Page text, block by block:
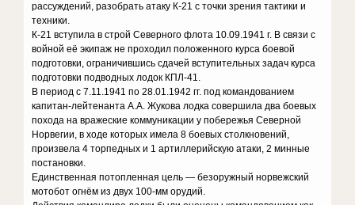
рассуждений, разобрать атаку К-21 с точки зрения тактики и
техники.
К-21 вступила в строй Северного флота 10.09.1941 г. В связи с
войной её экипаж не проходил положенного курса боевой
подготовки, ограничившись сдачей вступительных задач курса
подготовки подводных лодок КПЛ-41.
В период с 7.11.1941 по 28.01.1942 гг. под командованием
капитан-лейтенанта А.А. Жукова лодка совершила два боевых
похода на вражеские коммуникации у побережья Северной
Норвегии, в ходе которых имела 8 боевых столкновений,
произвела 4 торпедных и 1 артиллерийскую атаки, 2 минные
постановки.
Единственная потопленная цель — безоружный норвежский
мотобот огнём из двух 100-мм орудий.